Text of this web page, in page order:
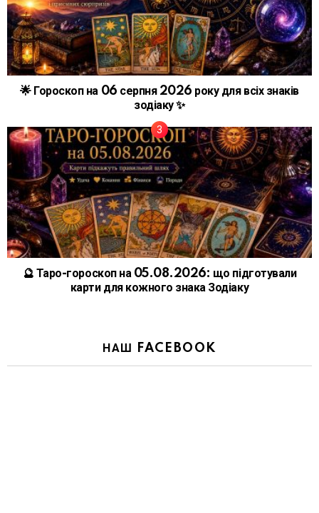
🌟 Гороскоп на 06 серпня 2026 року для всіх знаків
зодіаку ✨
🔮 Таро-гороскоп на 05.08.2026: що підготували
карти для кожного знака Зодіаку
НАШ FACEBOOK